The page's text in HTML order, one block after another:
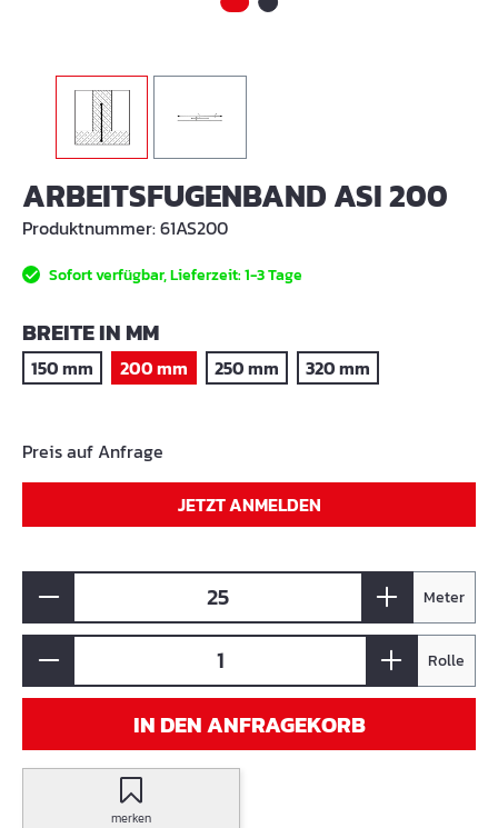
ARBEITSFUGENBAND ASI 200
Produktnummer:61AS200
Sofort verfügbar, Lieferzeit: 1-3 Tage
BREITE IN MMAUSWÄHLEN
150 mm 200 mm 250 mm 320 mm
Preis auf Anfrage
JETZT ANMELDEN
Meter
Rolle
IN DEN ANFRAGEKORB
merken